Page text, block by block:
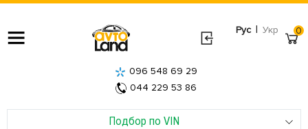
Рус | Укр
Подбор по VIN
096 548 69 29
044 229 53 86
0